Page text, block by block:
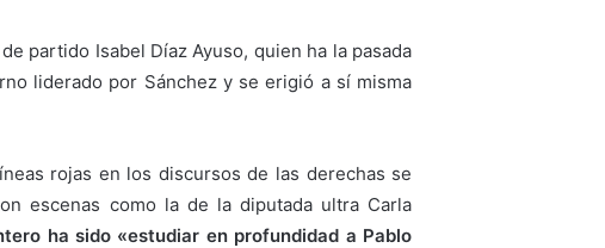
partido Isabel Díaz Ayuso, quien ha la pasada
liderado por Sánchez y se erigió a sí misma
rojas en los discursos de las derechas se
escenas como la de la diputada ultra Carla
ha sido «estudiar en profundidad a Pablo